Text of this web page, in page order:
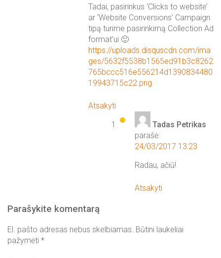
Tadai, pasirinkus ‘Clicks to website’
ar ‘Website Conversions’ Campaign
tipą turime pasirinkimą Collection Ad
format’ui 🙂
https://uploads.disquscdn.com/ima
ges/5632f5538b1565ed91b3c8262
765bccc516e556214d1390834480
19943715c22.png
Atsakyti
Tadas Petrikas
parašė:
24/03/2017 13:23
Radau, ačiū!
Atsakyti
Parašykite komentarą
El. pašto adresas nebus skelbiamas. Būtini laukeliai
pažymėti *